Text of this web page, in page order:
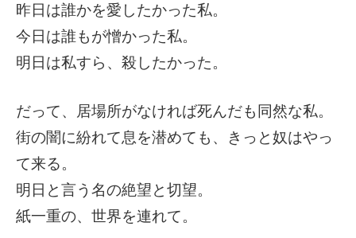
昨日は誰かを愛したかった私。
今日は誰もが憎かった私。
明日は私すら、殺したかった。
だって、居場所がなければ死んだも同然な私。
街の闇に紛れて息を潜めても、きっと奴はやっ
て来る。
明日と言う名の絶望と切望。
紙一重の、世界を連れて。